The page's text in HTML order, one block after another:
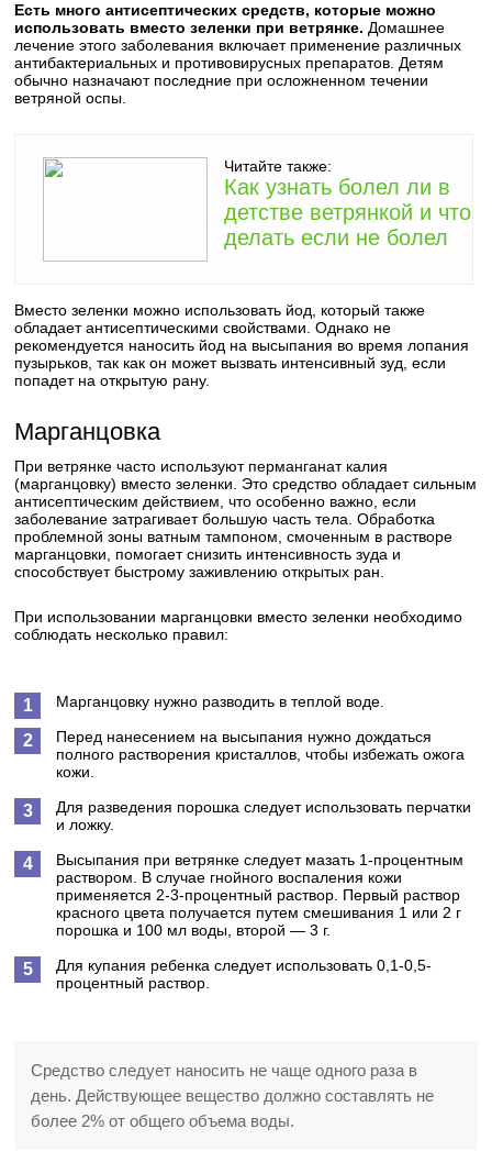
Есть много антисептических средств, которые можно
использовать вместо зеленки при ветрянке. Домашнее
лечение этого заболевания включает применение различных
антибактериальных и противовирусных препаратов. Детям
обычно назначают последние при осложненном течении
ветряной оспы.
Читайте также:
Как узнать болел ли в
детстве ветрянкой и что
делать если не болел
Вместо зеленки можно использовать йод, который также
обладает антисептическими свойствами. Однако не
рекомендуется наносить йод на высыпания во время лопания
пузырьков, так как он может вызвать интенсивный зуд, если
попадет на открытую рану.
Марганцовка
При ветрянке часто используют перманганат калия
(марганцовку) вместо зеленки. Это средство обладает сильным
антисептическим действием, что особенно важно, если
заболевание затрагивает большую часть тела. Обработка
проблемной зоны ватным тампоном, смоченным в растворе
марганцовки, помогает снизить интенсивность зуда и
способствует быстрому заживлению открытых ран.
При использовании марганцовки вместо зеленки необходимо
соблюдать несколько правил:
Марганцовку нужно разводить в теплой воде.
Перед нанесением на высыпания нужно дождаться
полного растворения кристаллов, чтобы избежать ожога
кожи.
Для разведения порошка следует использовать перчатки
и ложку.
Высыпания при ветрянке следует мазать 1-процентным
раствором. В случае гнойного воспаления кожи
применяется 2-3-процентный раствор. Первый раствор
красного цвета получается путем смешивания 1 или 2 г
порошка и 100 мл воды, второй — 3 г.
Для купания ребенка следует использовать 0,1-0,5-
процентный раствор.
Средство следует наносить не чаще одного раза в
день. Действующее вещество должно составлять не
более 2% от общего объема воды.